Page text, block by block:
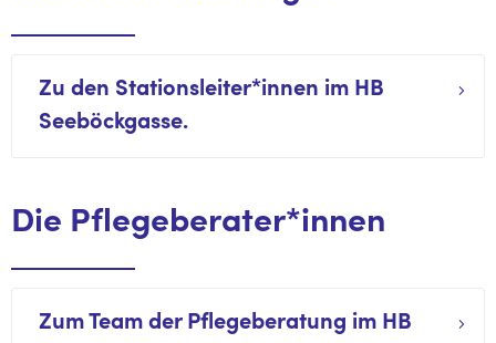
Zu den Stationsleiter*innen im HB
Seeböckgasse.
Die Pflegeberater*innen
Zum Team der Pflegeberatung im HB